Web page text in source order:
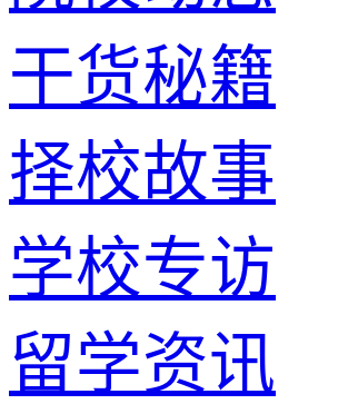
干货秘籍
择校故事
学校专访
留学资讯